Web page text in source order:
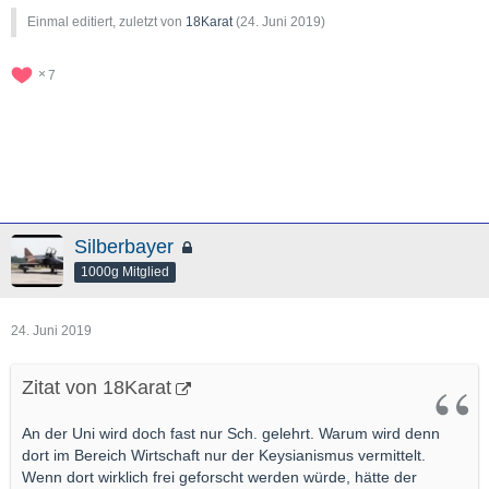
Einmal editiert, zuletzt von 18Karat(24. Juni 2019)
7
Silberbayer
1000g Mitglied
24. Juni 2019
Zitat von 18Karat
An der Uni wird doch fast nur Sch. gelehrt. Warum wird denn
dort im Bereich Wirtschaft nur der Keysianismus vermittelt.
Wenn dort wirklich frei geforscht werden würde, hätte der